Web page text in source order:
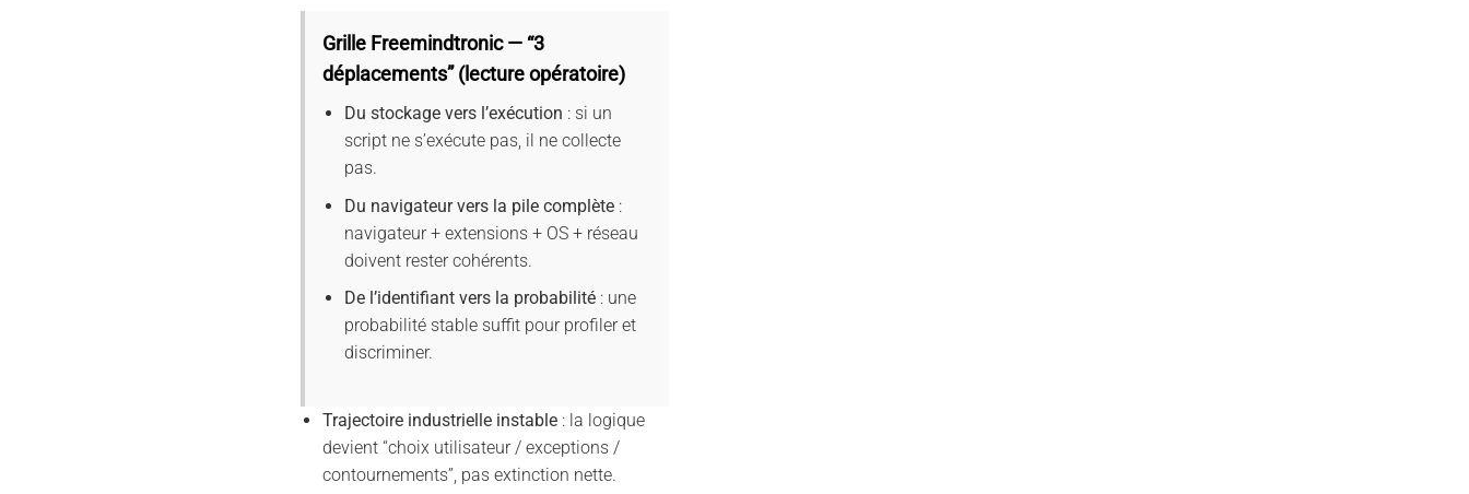
Grille Freemindtronic — “3
déplacements” (lecture opératoire)
Du stockage vers l’exécution : si un
script ne s’exécute pas, il ne collecte
pas.
Du navigateur vers la pile complète :
navigateur + extensions + OS + réseau
doivent rester cohérents.
De l’identifiant vers la probabilité : une
probabilité stable suffit pour profiler et
discriminer.
Trajectoire industrielle instable : la logique
devient “choix utilisateur / exceptions /
contournements”, pas extinction nette.